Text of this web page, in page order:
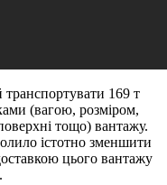
транспортувати 169 т
(вагою, розміром,
тощо) вантажу.
істотно зменшити
цього вантажу